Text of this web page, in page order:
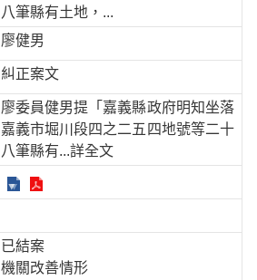
八筆縣有土地，...
廖健男
糾正案文
廖委員健男提「嘉義縣政府明知坐落
嘉義市堀川段四之二五四地號等二十
八筆縣有...詳全文
已結案
機關改善情形